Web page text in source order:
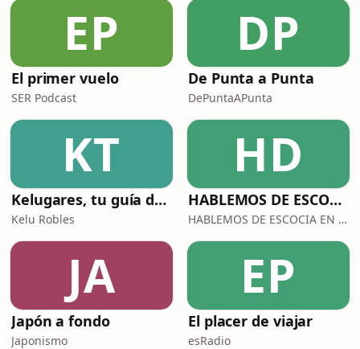
EP
El primer vuelo
SER Podcast
DP
De Punta a Punta
DePuntaAPunta
KT
Kelugares, tu guía de viajes en formato podcast
Kelu Robles
HD
HABLEMOS DE ESCOCIA EN CASTELLANO PODCASTS. Podcast y Turismo Escocés
HABLEMOS DE ESCOCIA EN CASTELLANO
JA
Japón a fondo
Japonismo
EP
El placer de viajar
esRadio